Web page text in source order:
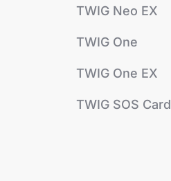
TWIG Neo EX
TWIG One
TWIG One EX
TWIG SOS Card